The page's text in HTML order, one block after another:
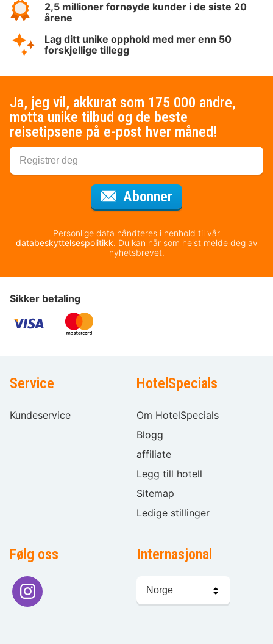
2,5 millioner fornøyde kunder i de siste 20
årene
Lag ditt unike opphold med mer enn 50
forskjellige tillegg
Ja, jeg vil, akkurat som 175 000 andre,
motta unike tilbud og de beste
reisetipsene på e-post hver måned!
Abonner
Personlige data håndteres i henhold til vår
databeskyttelsespolitikk. Du kan når som helst melde deg av
nyhetsbrevet.
Sikker betaling
Service
Kundeservice
HotelSpecials
Om HotelSpecials
Blogg
affiliate
Legg till hotell
Sitemap
Ledige stillinger
Følg oss Internasjonal